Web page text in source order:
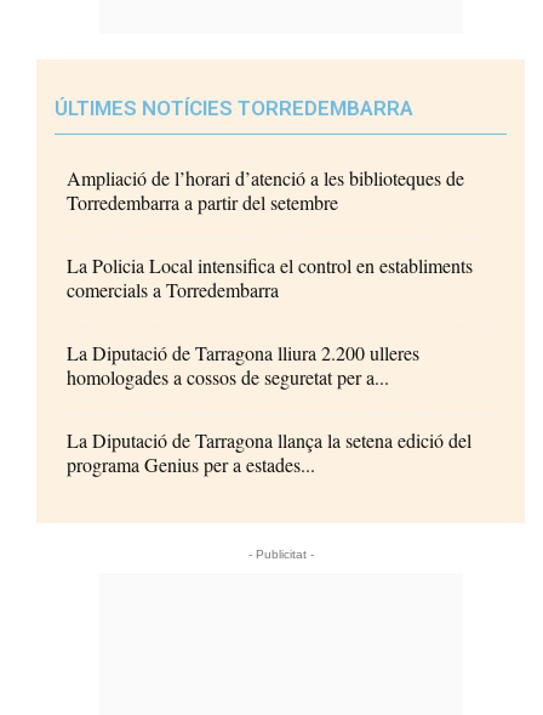
ÚLTIMES NOTÍCIES TORREDEMBARRA
Ampliació de l’horari d’atenció a les biblioteques de
Torredembarra a partir del setembre
La Policia Local intensifica el control en establiments
comercials a Torredembarra
La Diputació de Tarragona lliura 2.200 ulleres
homologades a cossos de seguretat per a...
La Diputació de Tarragona llança la setena edició del
programa Genius per a estades...
- Publicitat -